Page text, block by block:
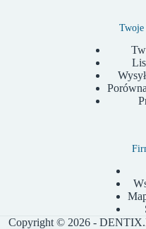
Twoje
Copyright © 2026 -